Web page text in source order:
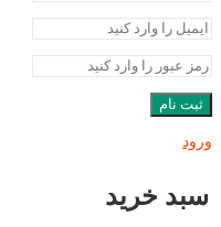
ثبت نام
ورود
سبد خرید